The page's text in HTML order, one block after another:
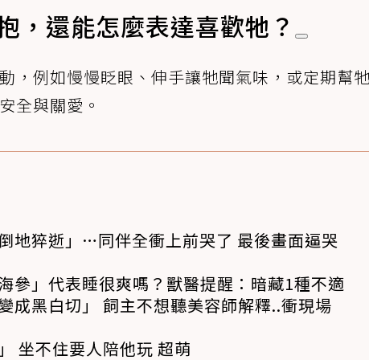
，還能怎麼表達喜歡牠？
，例如慢慢眨眼、伸手讓牠聞氣味，或定期幫
全與關愛。
地猝逝」…同伴全衝上前哭了 最後畫面逼哭
參」代表睡很爽嗎？獸醫提醒：暗藏1種不適
成黑白切」 飼主不想聽美容師解釋..衝現場
坐不住要人陪他玩 超萌